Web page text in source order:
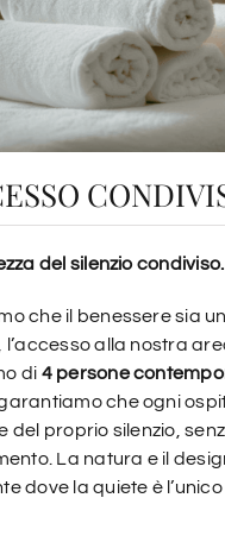
del silenzio condiviso.
che il benessere sia
l’accesso alla nostra
di 4persone
che ogni
del proprio silenzio,
La natura e il
dove la quiete è